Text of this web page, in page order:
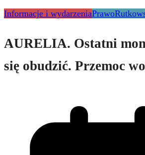
Informacje i wydarzeniaPrawo
AURELIA. Ostatni
się obudzić. Przemoc